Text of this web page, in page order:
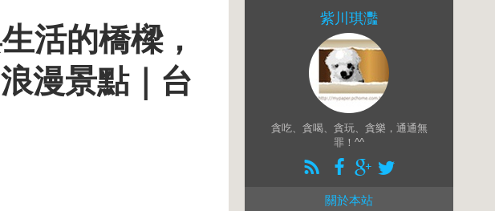
活的橋樑，
漫景點｜台
紫川琪灩
貪吃、貪喝、貪玩、貪樂，通通無
罪！^^
關於本站